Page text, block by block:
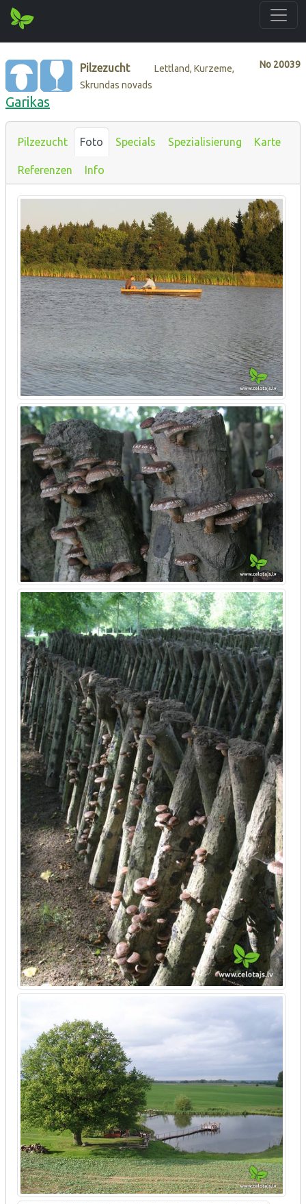
No 20039
Pilzezucht
Lettland, Kurzeme,
Skrundas novads
Garikas
Pilzezucht Foto Specials Spezialisierung Karte
Referenzen Info